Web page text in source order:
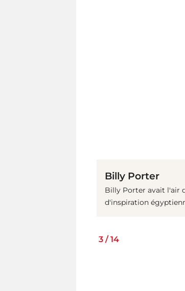
Billy Porter
Billy Porter avait l'air
d'inspiration
3 /14